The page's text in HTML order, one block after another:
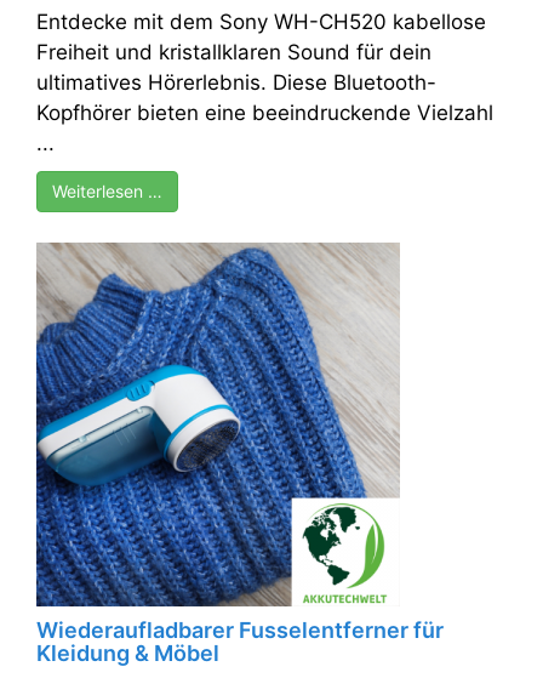
Entdecke mit dem Sony WH-CH520 kabellose
Freiheit und kristallklaren Sound für dein
ultimatives Hörerlebnis. Diese Bluetooth-
Kopfhörer bieten eine beeindruckende Vielzahl
...
Weiterlesen …
Wiederaufladbarer Fusselentferner für
Kleidung & Möbel